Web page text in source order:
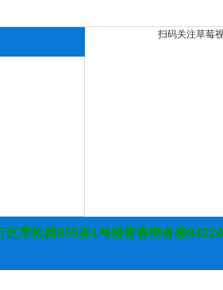
扫码关注草莓视频
莘松路855弄1号楼青春商务楼